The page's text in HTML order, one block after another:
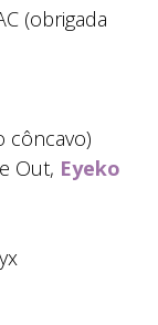
(obrigada
côncavo)
Out, Eyeko